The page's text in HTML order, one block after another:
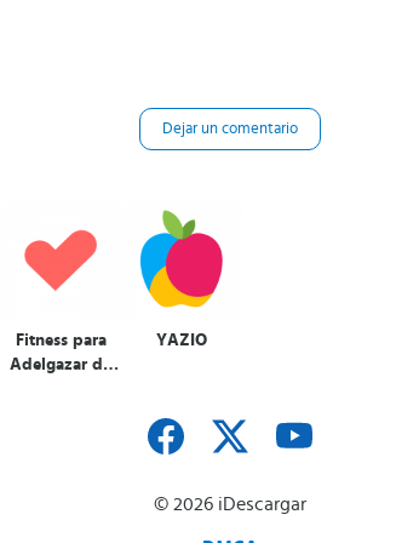
Dejar un comentario
Fitness para
Adelgazar de
YAZIO
© 2026 iDescargar